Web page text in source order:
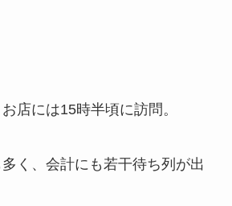
店には15時半頃に訪問。
く、会計にも若干待ち列が出